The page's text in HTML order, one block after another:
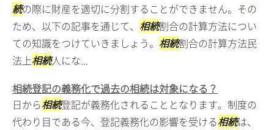
続の際に財産を適切に分割することができません。その
ため、以下の記事を通じて、 相続割合の計算方法につい
ての知識をつけていきましょう。 相続割合の計算方法民
法上相続人にな...
相続登記の義務化で過去の相続は対象になる？
日から相続登記が義務化されることとなります。制度の
代わり目である今、登記義務化の影響を受ける相続は、